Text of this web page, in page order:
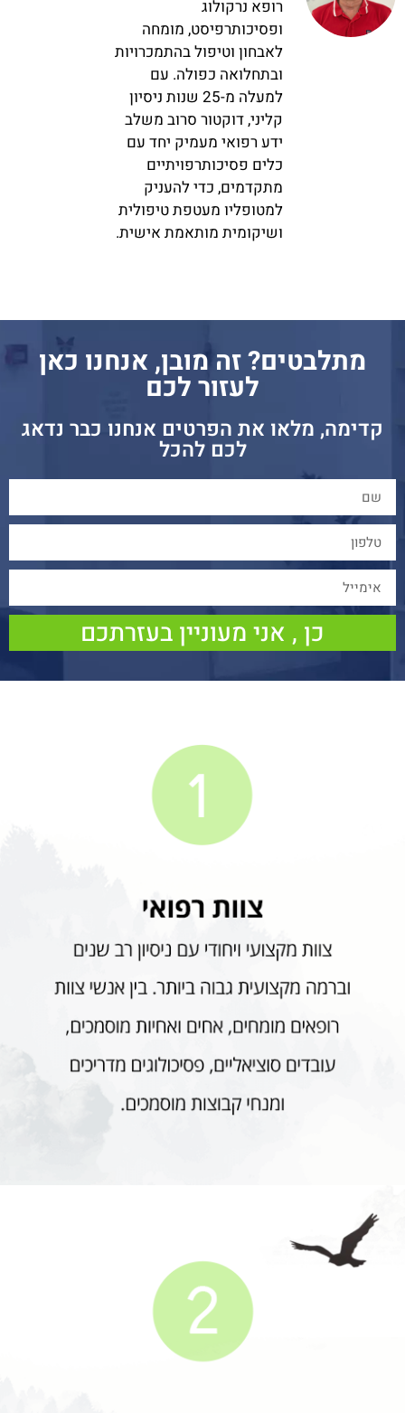
רופא נרקולוג
ופסיכותרפיסט, מומחה
לאבחון וטיפול בהתמכרויות
ובתחלואה כפולה. עם
למעלה מ-25 שנות ניסיון
קליני, דוקטור סרוב משלב
ידע רפואי מעמיק יחד עם
כלים פסיכותרפויתיים
מתקדמים, כדי להעניק
למטופליו מעטפת טיפולית
ושיקומית מותאמת אישית.
מתלבטים? זה מובן, אנחנו כאן
לעזור לכם
מלאו את הפרטים אנחנו כבר נדאג
לכם להכל
כן , אני מעוניין בעזרתכם